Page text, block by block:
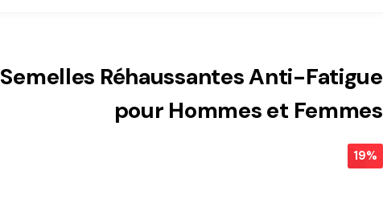
Semelles Réhaussantes Anti-Fatigue
pour Hommes et Femmes
19%